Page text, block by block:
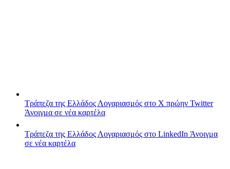
Τράπεζα της Ελλάδος Λογαριασμός στο X πρώην Twitter
Άνοιγμα σε νέα καρτέλα
Τράπεζα της Ελλάδος Λογαριασμός στο LinkedIn Άνοιγμα
σε νέα καρτέλα